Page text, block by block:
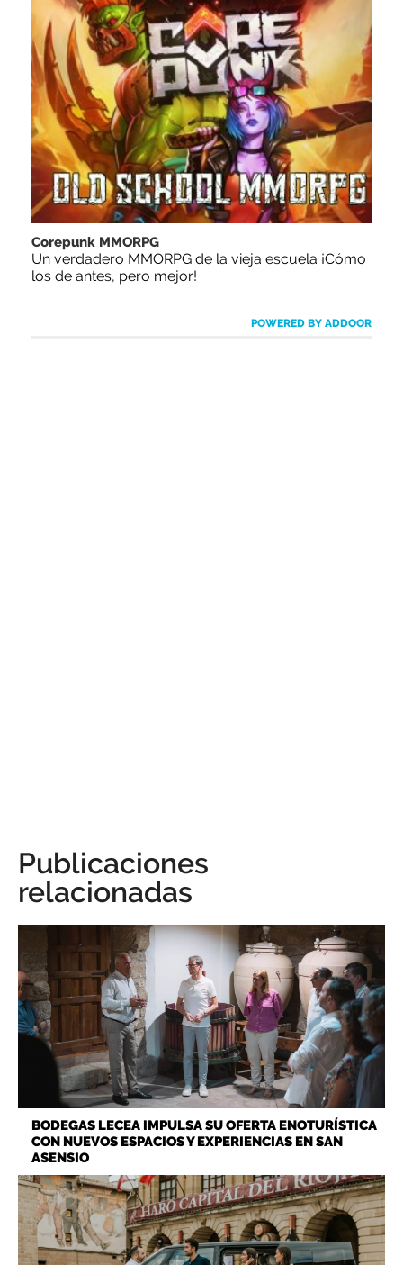
Corepunk MMORPG
Un verdadero MMORPG de la vieja escuela ¡Cómo
los de antes, pero mejor!
POWERED BY ADDOOR
Publicaciones
relacionadas
BODEGAS LECEA IMPULSA SU OFERTA ENOTURÍSTICA
CON NUEVOS ESPACIOS Y EXPERIENCIAS EN SAN
ASENSIO